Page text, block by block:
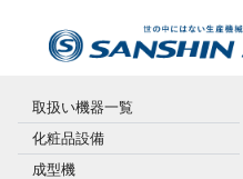
取扱い機器一覧
化粧品設備
成型機